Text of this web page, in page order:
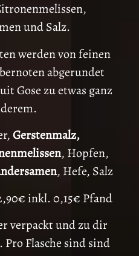
und Salz.
werden von feinen
abgerundet
Gose zu etwas ganz
Gerstenmalz,
, Hopfen,
, Hefe, Salz
inkl. 0,15€ Pfand
verpackt und zu dir
Flasche sind sind